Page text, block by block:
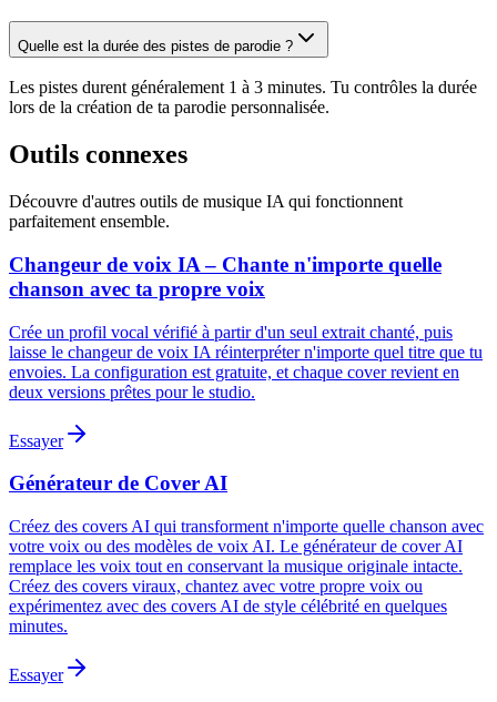
Quelle est la durée des pistes de parodie ?
Les pistes durent généralement 1 à 3 minutes. Tu contrôles la durée
lors de la création de ta parodie personnalisée.
Outils connexes
Découvre d'autres outils de musique IA qui fonctionnent
parfaitement ensemble.
Changeur de voix IA – Chante n'importe quelle
chanson avec ta propre voix
Crée un profil vocal vérifié à partir d'un seul extrait chanté, puis
laisse le changeur de voix IA réinterpréter n'importe quel titre que tu
envoies. La configuration est gratuite, et chaque cover revient en
deux versions prêtes pour le studio.
Essayer
Générateur de Cover AI
Créez des covers AI qui transforment n'importe quelle chanson avec
votre voix ou des modèles de voix AI. Le générateur de cover AI
remplace les voix tout en conservant la musique originale intacte.
Créez des covers viraux, chantez avec votre propre voix ou
expérimentez avec des covers AI de style célébrité en quelques
minutes.
Essayer